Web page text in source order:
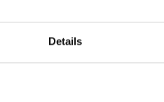
Details
zoontje (8 jaar, groep
4) niet aan elkaar